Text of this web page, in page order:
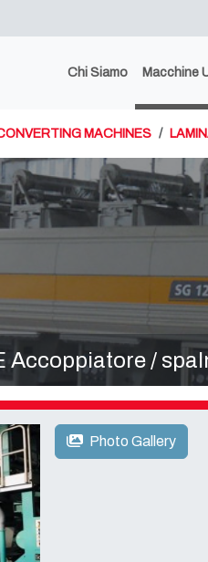
Chi Siamo Macchine
MACHINES
Accoppiatore /
Photo Gallery